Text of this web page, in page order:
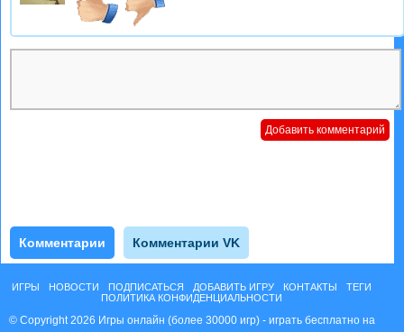
Комментарии Комментарии VK
ИГРЫ НОВОСТИ ПОДПИСАТЬСЯ ДОБАВИТЬ ИГРУ КОНТАКТЫ
ТЕГИ
ПОЛИТИКА КОНФИДЕНЦИАЛЬНОСТИ
© Copyright 2026 Игры онлайн (более 30000 игр) - играть бесплатно на